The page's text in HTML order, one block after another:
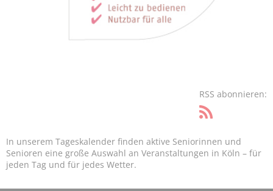
RSS abonnieren:
In unserem Tageskalender finden aktive Seniorinnen und
Senioren eine große Auswahl an Veranstaltungen in Köln – für
jeden Tag und für jedes Wetter.